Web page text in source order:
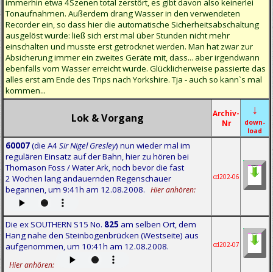
immerhin etwa 4Szenen total zerstört, es gibt davon also keinerlei
Tonaufnahmen. Außerdem drang Wasser in den verwendeten
Recorder ein, so dass hier die automatische Sicherheitsabschaltung
ausgelöst wurde: ließ sich erst mal über Stunden nicht mehr
einschalten und musste erst getrocknet werden. Man hat zwar zur
Absicherung immer ein zweites Geräte mit, dass... aber irgendwann
ebenfalls vom Wasser erreicht wurde. Glücklicherweise passierte das
alles erst am Ende des Trips nach Yorkshire. Tja - auch so kann`s mal
kommen...
Lok & Vorgang
Archiv-
Nr
↓
down-
load
60007(die A4Sir Nigel Gresley) nun wieder mal im
regulären Einsatz auf der Bahn, hier zu hören bei
Thomason Foss / Water Ark, noch bevor die fast
2 Wochen lang andauernden Regenschauer
begannen, um 9:41h am 12.08.2008.
Hier anhören:
cd202-06
Die ex SOUTHERN S15 No. 825 am selben Ort, dem
Hang nahe den Steinbogenbrücken (Westseite) aus
aufgenommen, um 10:41h am 12.08.2008.
Hier anhören:
cd202-07